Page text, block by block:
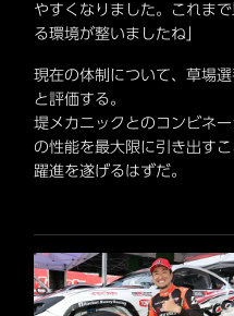
やすくなりました。これま
る環境が整いましたね」
現在の体制について、草場
と評価する。
堤メカニックとのコンビネ
の性能を最大限に引き出す
躍進を遂げるはずだ。